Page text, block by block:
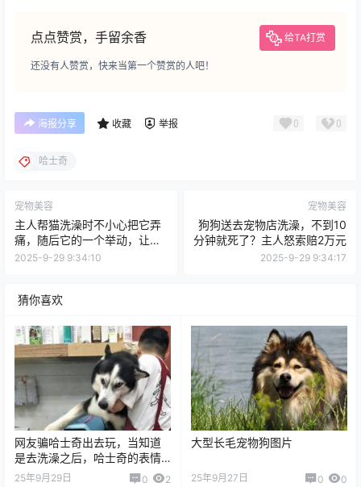
点点赞赏，手留余香 给TA打赏
还没有人赞赏，快来当第一个赞赏的人吧！
海报分享 收藏 举报 0 0
哈士奇
宠物美容
主人帮猫洗澡时不小心把它弄
痛，随后它的一个举动，让人
瞬间笑喷
2025-9-29 9:34:10
宠物美容
狗狗送去宠物店洗澡，不到10
分钟就死了？主人怒索赔2万元
2025-9-29 9:34:17
猜你喜欢
网友骗哈士奇出去玩，当知道
是去洗澡之后，哈士奇的表情
亮了！
25年9月29日 0 2
大型长毛宠物狗图片
25年9月27日 0 0